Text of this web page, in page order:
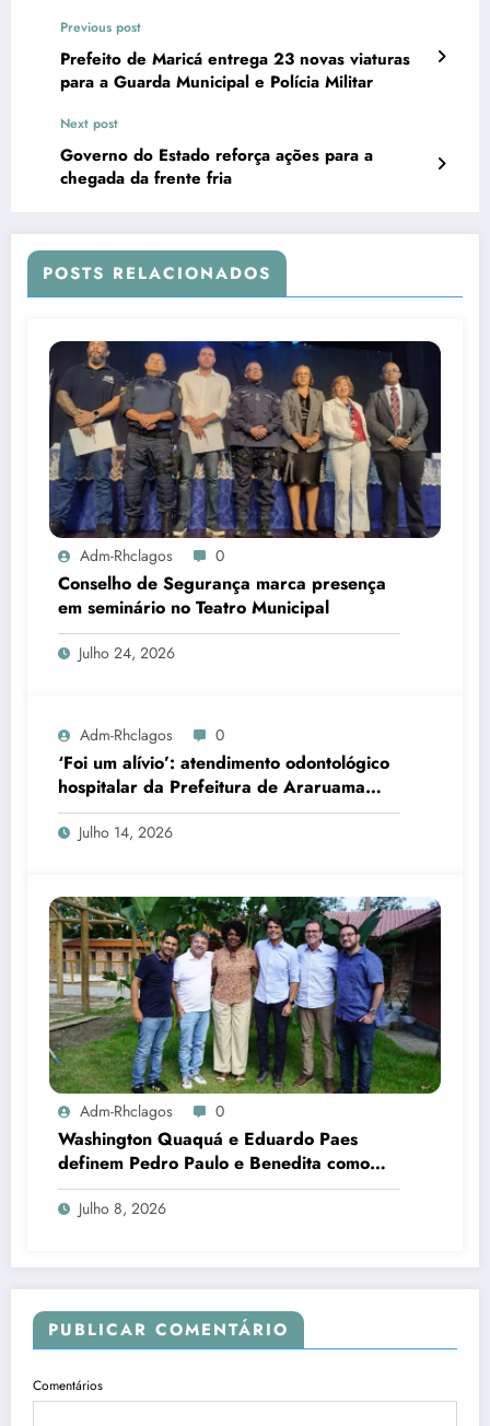
Previous post
Prefeito de Maricá entrega 23 novas viaturas
para a Guarda Municipal e Polícia Militar
Next post
Governo do Estado reforça ações para a
chegada da frente fria
POSTS RELACIONADOS
Adm-Rhclagos 0
Conselho de Segurança marca presença
em seminário no Teatro Municipal
Julho 24, 2026
Adm-Rhclagos 0
‘Foi um alívio’: atendimento odontológico
hospitalar da Prefeitura de Araruama
transforma rotina de famílias atípicas
Julho 14, 2026
Adm-Rhclagos 0
Washington Quaquá e Eduardo Paes
definem Pedro Paulo e Benedita como
candidatos ao Senado no Rio
Julho 8, 2026
PUBLICAR COMENTÁRIO
Comentários